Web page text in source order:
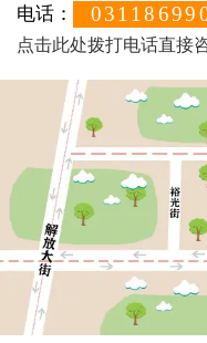
电话：
点击此处拨打电话直接
方便